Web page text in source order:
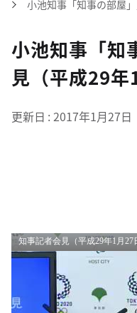
小池知事「知事の部屋
小池知事「知
見（平成29年
更新日 2017年1月27日